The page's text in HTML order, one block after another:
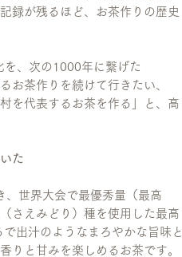
録が残るほど、お茶作りの歴史
、次の1000年に繋げた
お茶作りを続けて行きたい、
を代表するお茶を作る」と、高
た
、世界大会で最優秀量（最高
さえみどり）種を使用した最高
出汁のようなまろやかな旨味と
りと甘みを楽しめるお茶です。